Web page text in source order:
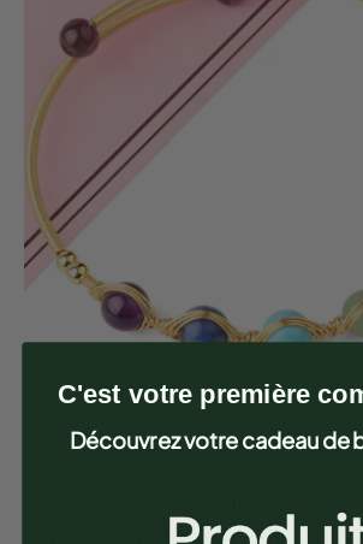
C'est votre première
Découvrez votre cadeau de